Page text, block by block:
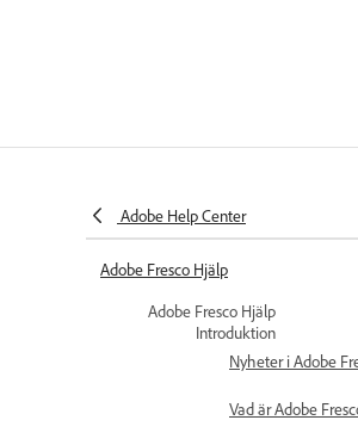
Adobe Help Center
Adobe Fresco Hjälp
Adobe Fresco Hjälp
Introduktion
Nyheter i Adobe
Vad är Adobe